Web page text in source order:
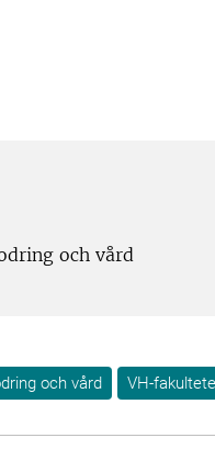
och vård
och vård VH-